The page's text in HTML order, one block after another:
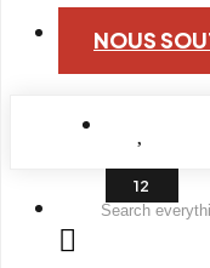
NOUS
Search